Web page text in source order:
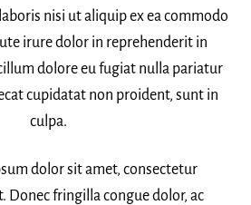
nisi ut aliquip ex ea commodo
irure dolor in reprehenderit in
dolore eu fugiat nulla pariatur
cupidatat non proident, sunt in
culpa.
dolor sit amet, consectetur
Donec fringilla congue dolor, ac